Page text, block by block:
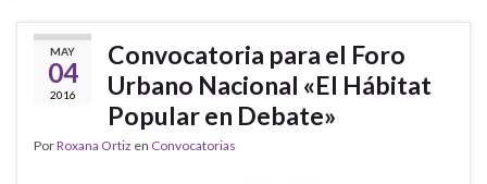
MAY
04
2016
Convocatoria para el Foro
Urbano Nacional «El Hábitat
Popular en Debate»
PorRoxana Ortiz en Convocatorias